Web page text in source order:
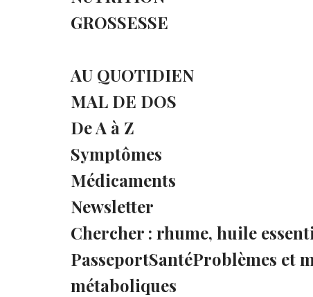
GROSSESSE
AU QUOTIDIEN
MAL DE DOS
De A à Z
Symptômes
Médicaments
Newsletter
Chercher : rhume, huile
PasseportSantéProblèmes et
métaboliques